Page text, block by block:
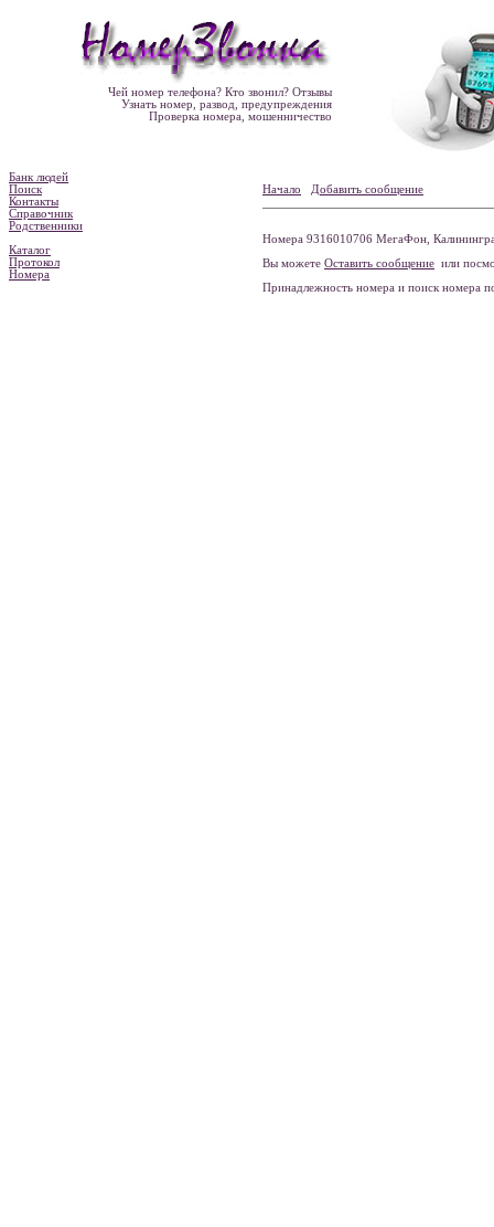
Чей номер телефона? Кто звонил? Отзывы
Узнать номер, развод, предупреждения
Проверка номера, мошенничество
Банк людей
Поиск
Контакты
Справочник
Родственники
Каталог
Протокол
Номера
Начало Добавить сообщение
Номера 9316010706 МегаФон,
Вы можете Оставить сообщение или
Принадлежность номера и поиск номера